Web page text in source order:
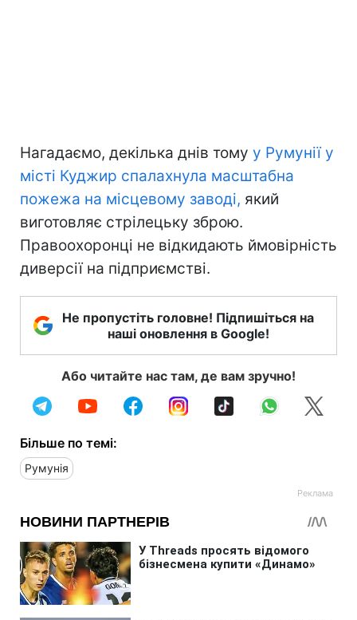
Нагадаємо, декілька днів тому у Румунії у
місті Куджир спалахнула масштабна
пожежа на місцевому заводі, який
виготовляє стрілецьку зброю.
Правоохоронці не відкидають ймовірність
диверсії на підприємстві.
Не пропустіть головне! Підпишіться на
наші оновлення в Google!
Або читайте нас там, де вам зручно!
Більше по темі:
Румунія